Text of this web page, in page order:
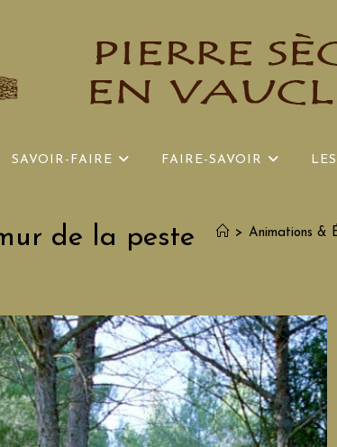
SAVOIR-FAIRE FAIRE-SAVOIR
de la peste > Animations &